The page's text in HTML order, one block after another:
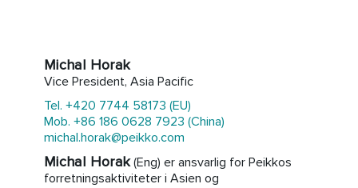
Michal Horak
Vice President, Asia Pacific
Tel. +420 7744 58173 (EU)
Mob. +86 186 0628 7923 (China)
michal.horak@peikko.com
Michal Horak(Eng) er ansvarlig for Peikkos
forretningsaktiviteter i Asien og